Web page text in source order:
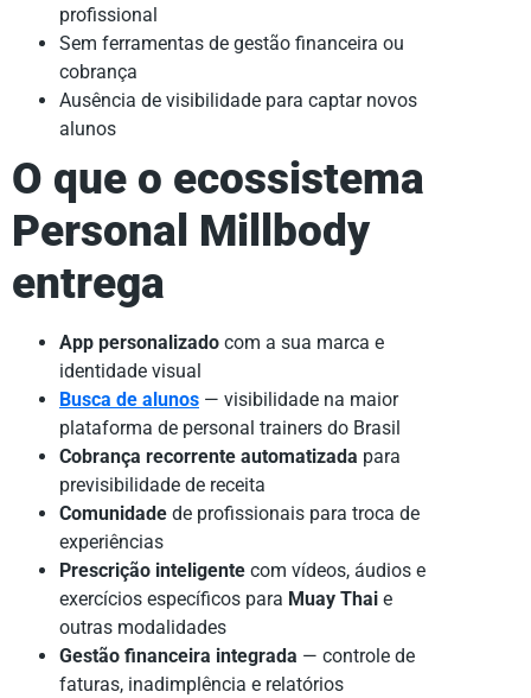
profissional
Sem ferramentas de gestão financeira ou
cobrança
Ausência de visibilidade para captar novos
alunos
O que o ecossistema
Personal Millbody
entrega
App personalizado com a sua marca e
identidade visual
Busca de alunos — visibilidade na maior
plataforma de personal trainers do Brasil
Cobrança recorrente automatizada para
previsibilidade de receita
Comunidade de profissionais para troca de
experiências
Prescrição inteligente com vídeos, áudios e
exercícios específicos para Muay Thai e
outras modalidades
Gestão financeira integrada — controle de
faturas, inadimplência e relatórios